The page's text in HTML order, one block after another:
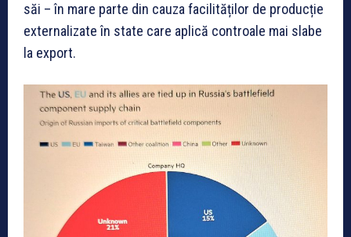
săi – în mare parte din cauza facilităților de producție
externalizate în state care aplică controale mai slabe
la export.